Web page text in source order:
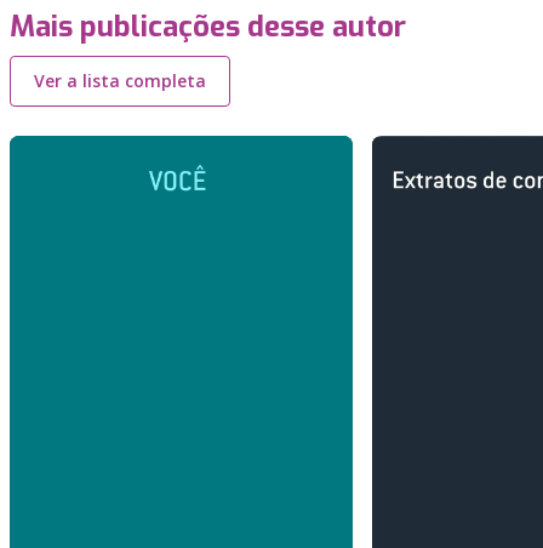
Mais publicações desse autor
Ver a lista completa